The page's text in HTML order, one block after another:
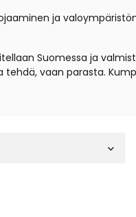
ja
Suomessa ja
vaan parasta.